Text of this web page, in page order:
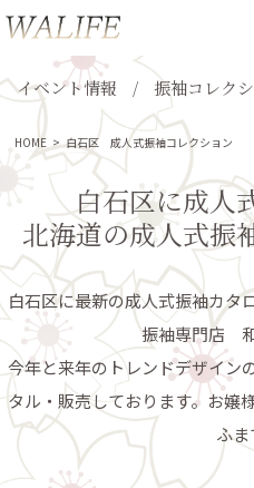
イベント情報 振袖コレク
HOME > 白石区 成人式振袖コレクション
白石区に成人
北海道の成人式
白石区に最新の成人式振袖カタ
振袖専門店
今年と来年のトレンドデザイン
タル・販売しております。お嬢
ふま